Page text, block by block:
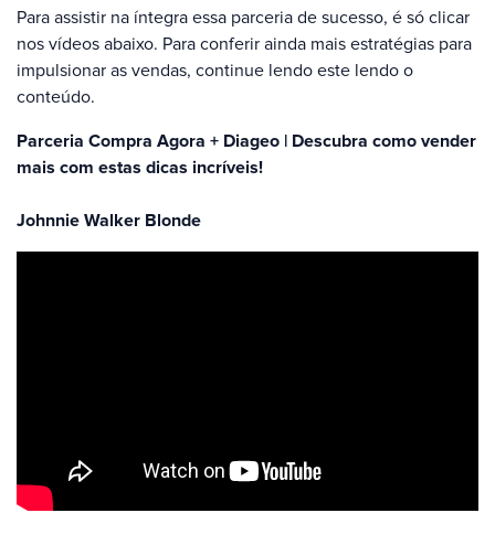
Para assistir na íntegra essa parceria de sucesso, é só clicar
nos vídeos abaixo. Para conferir ainda mais estratégias para
impulsionar as vendas, continue lendo este lendo o
conteúdo.
Parceria Compra Agora + Diageo | Descubra como vender
mais com estas dicas incríveis!
Johnnie Walker Blonde